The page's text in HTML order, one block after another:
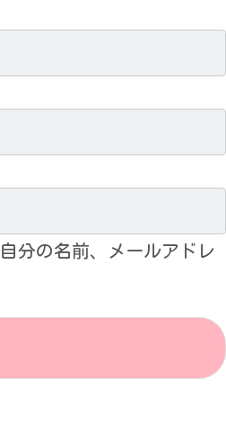
分の名前、メールアドレ